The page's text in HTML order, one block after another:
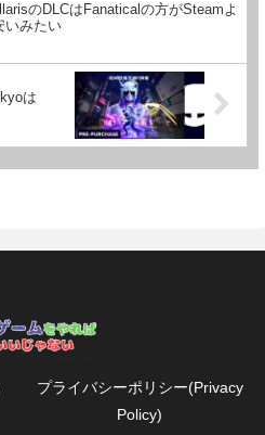
のDLCはFanaticalの方がSteamよ
いみたい
は
プライバシーポリシー(Privacy
Policy)